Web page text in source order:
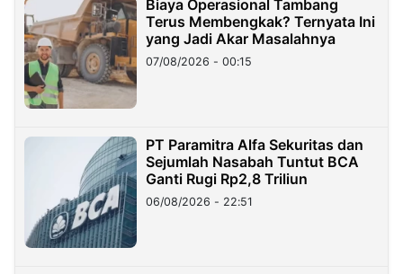
Biaya Operasional Tambang
Terus Membengkak? Ternyata Ini
yang Jadi Akar Masalahnya
07/08/2026 - 00:15
PT Paramitra Alfa Sekuritas dan
Sejumlah Nasabah Tuntut BCA
Ganti Rugi Rp2,8 Triliun
06/08/2026 - 22:51